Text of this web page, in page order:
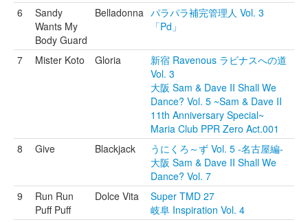
6
Sandy
Wants My
Body Guard
Belladonna パラパラ補完管理人 Vol. 3
「Pd」
7 Mister Koto Gloria
新宿 Ravenous ラビナスへの道
Vol. 3
大阪 Sam & Dave II Shall We
Dance? Vol. 5 ~Sam & Dave II
11th Anniversary Special~
Maria Club PPR Zero Act.001
8
Give Blackjack
うにくろ～ず Vol. 5 -名古屋編-
大阪 Sam & Dave II Shall We
Dance? Vol. 7
9
Run Run
Puff Puff
Dolce Vita
Super TMD 27
岐阜 Inspiration Vol. 4